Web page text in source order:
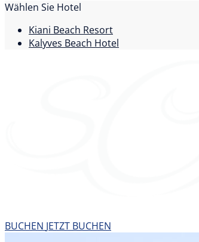
Wählen Sie Hotel
Kiani Beach Resort
Kalyves Beach Hotel
BUCHEN JETZT BUCHEN